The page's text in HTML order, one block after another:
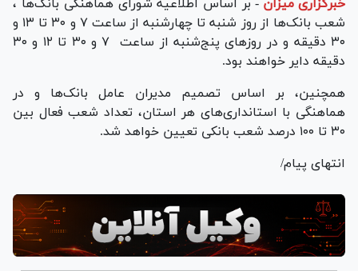
خبرگزاری میزان - بر اساس اطلاعیه شورای هماهنگی بانک‌ها ،
شعب بانک‌ها از روز شنبه تا چهارشنبه از ساعت ٧ و ٣٠ تا ١٣ و
٣٠ دقیقه و در روزهای پنج‌شنبه از ساعت ٧ و ٣٠ تا ١٢ و ٣٠
دقیقه دایر خواهند بود.
همچنین، بر اساس تصمیم مدیران عامل بانک‌ها و در
هماهنگی با استانداری‌های هر استان، تعداد شعب فعال بین
۳۰ تا ۱۰۰ درصد شعب بانکی تعیین خواهد شد.
انتهای پیام/